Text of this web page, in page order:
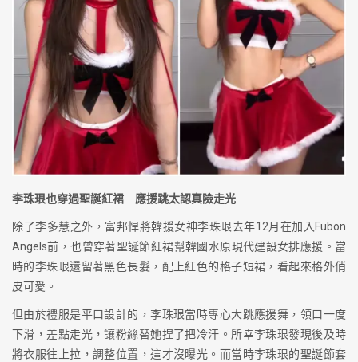
李珠珢也穿過聖誕紅裙 應援跳太認真險走光
除了李多慧之外，富邦悍將韓援女神李珠珢去年12月在加入Fubon
Angels前，也曾穿著聖誕節紅裙幫韓國水原現代建設女排應援。當
時的李珠珢還留著黑色長髮，配上紅色的格子短裙，看起來格外俏
皮可愛。
但由於禮服是平口設計的，李珠珢當時專心大跳應援舞，領口一度
下滑，差點走光，讓粉絲替她捏了把冷汗。所幸李珠珢發現後及時
將衣服往上拉，調整位置，這才沒曝光。而當時李珠珢的聖誕節套